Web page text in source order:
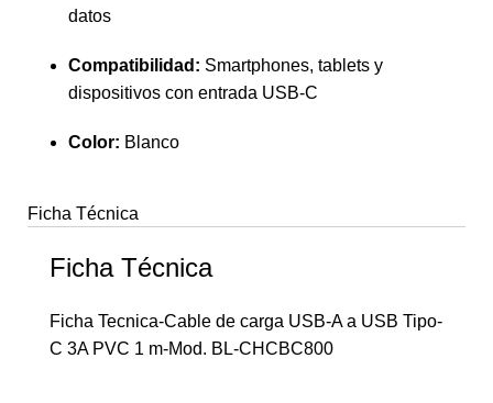
datos
Compatibilidad: Smartphones, tablets y
dispositivos con entrada USB-C
Color: Blanco
Ficha Técnica
Ficha Técnica
Ficha Tecnica-Cable de carga USB-A a USB Tipo-
C 3A PVC 1 m-Mod. BL-CHCBC800